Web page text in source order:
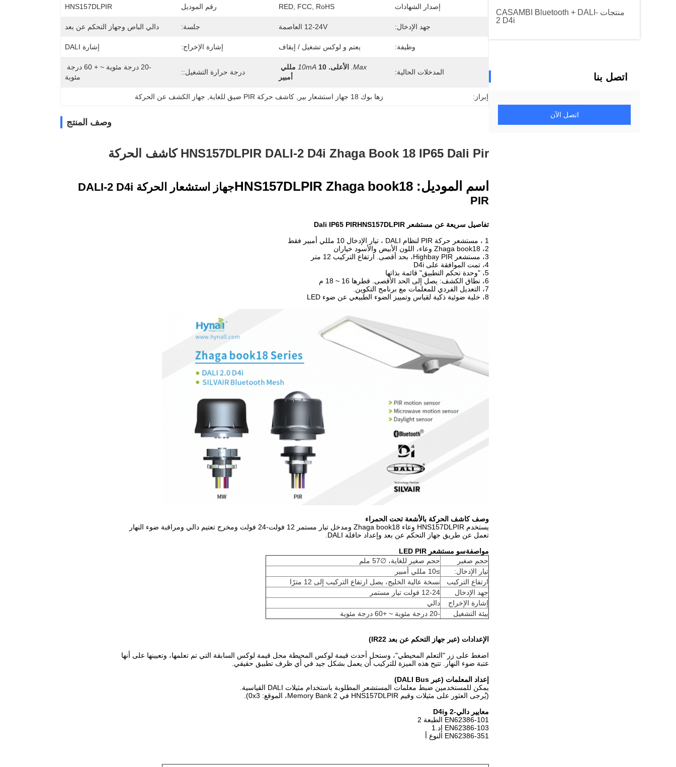
منتجات CASAMBI Bluetooth + DALI-
2 D4i
اتصل بنا
اتصل الآن
إصدار الشهادات RED, FCC, RoHS رقم الموديل HNS157DLPIR
جهد الإدخال: 12-24V العاصمة جلسة: دالي الباص وجهاز التحكم عن بعد
وظيفة: يعتم و لوكس تشغيل / إيقاف إشارة الإخراج: إشارة DALI
المدخلات الحالية:
Max. الأعلى. 10mA
أمبير
درجة حرارة التشغيل::
مئوية
إبراز: زها بوك 18 جهاز استشعار بير , كاشف حركة PIR ضيق للغاية جهاز الكشف عن الحركة
وصف المنتج
HNS157DLPIR DALI-2 D4i Zhaga Book 18 IP65 Dali Pir كاشف الحركة
اسم الموديل: HNS157DLPIR Zhaga book18
جهاز استشعار الحركة DALI-2 D4i
PIR
تفاصيل سريعة عن مستشعر Dali IP65 PIR HNS157DLPIR
1 ، مستشعر حركة PIR لنظام DALI ، تيار الإدخال 10 مللي أمبير فقط
2، Zhaga book18 وعاء، اللون الأبيض والأسود خياران
3، مستشعر Highbay PIR، بحد أقصى. ارتفاع التركيب 12 متر
4، تمت الموافقة على D4i
5، "وحدة تحكم التطبيق" قائمة بذاتها
6، نطاق الكشف: يصل إلى الحد الأقصى. قطرها 16 ~ 18 م
7، التعديل الفردي للمعلمات مع برنامج التكوين.
8، خلية ضوئية ذكية لقياس وتمييز الضوء الطبيعي عن ضوء LED
وصف كاشف الحركة بالأشعة تحت الحمراء
يستخدم HNS157DLPIR وعاء Zhaga book18 ومدخل تيار مستمر 12 فولت-24 فولت ومخرج تعتيم دالي ومراقبة ضوء النهار
تعمل عن طريق جهاز التحكم عن بعد وإعداد حافلة DALI.
مواصفةسو مستشعر LED PIR
حجم صغير
حجم صغير للغاية، ∅57 ملم
تيار الإدخال:
≥10 مللي أمبير
ارتفاع التركيب
نسخة عالية الخليج، يصل ارتفاع التركيب إلى 12 مترًا
جهد الإدخال
12-24 فولت تيار مستمر
إشارة الإخراج
دالي
بيئة التشغيل
-20 درجة مئوية ~ +60 درجة مئوية
الإعدادات (عبر جهاز التحكم عن بعد IR22)
اضغط على زر "التعلم المحيطي"، وستحل أحدث قيمة لوكس المحيطة محل قيمة لوكس السابقة التي تم تعلمها، وتعيينها على أنها
عتبة ضوء النهار. تتيح هذه الميزة للتركيب أن يعمل بشكل جيد في أي ظرف تطبيق حقيقي.
إعداد المعلمات (عبر DALI Bus)
يمكن للمستخدمين ضبط معلمات المستشعر المطلوبة باستخدام مثيلات DALI القياسية.
(يُرجى العثور على مثيلات وقيم HNS157DLPIR في Memory Bank 2، الموقع: 0x3).
معايير دالي-2 وD4i
EN62386-101 الطبعة 2
EN62386-103 إد.1
EN62386-351 النوع أ